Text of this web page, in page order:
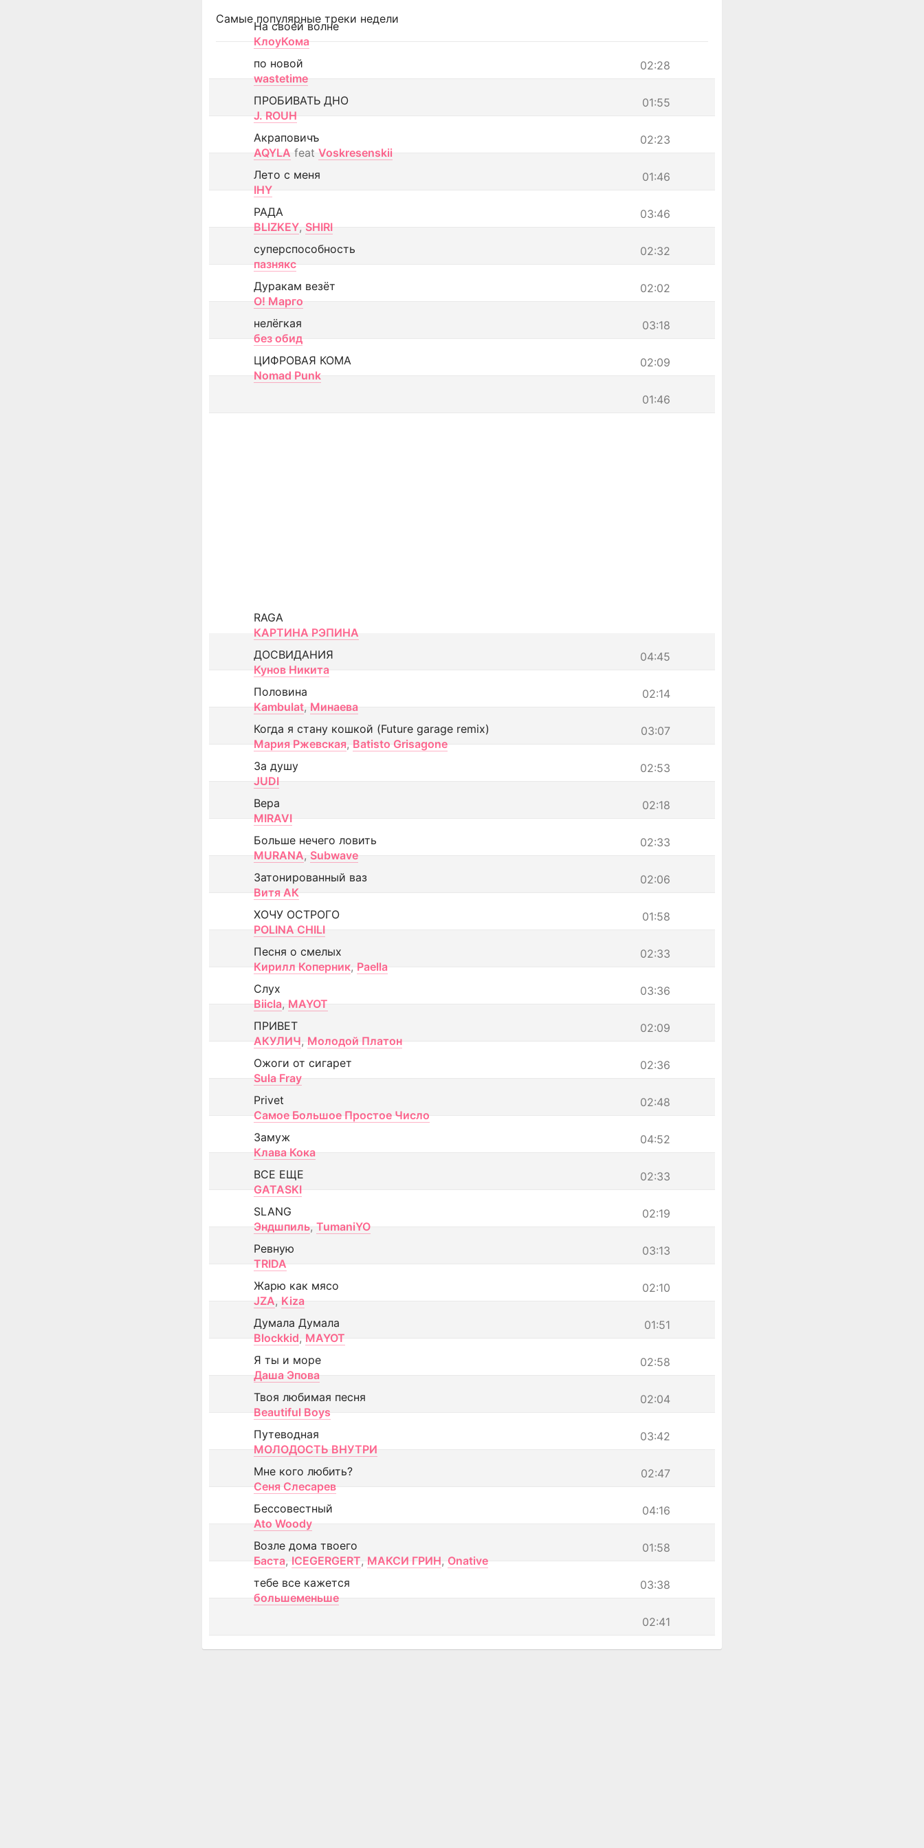
Самые популярные треки недели
На своей волне
КлоуКома
02:28
по новой
wastetime
01:55
ПРОБИВАТЬ ДНО
J. ROUH
02:23
Акраповичъ
AQYLA feat Voskresenskii
01:46
Лето с меня
IHY
03:46
РАДА
BLIZKEY, SHIRI
02:32
суперспособность
пазнякс
02:02
Дуракам везёт
О! Марго
03:18
нелёгкая
без обид
02:09
ЦИФРОВАЯ КОМА
Nomad Punk
01:46
RAGA
КАРТИНА РЭПИНА
04:45
ДОСВИДАНИЯ
Кунов Никита
02:14
Половина
Kambulat, Минаева
03:07
Когда я стану кошкой (Future garage remix)
Мария Ржевская, Batisto Grisagone
02:53
За душу
JUDI
02:18
Вера
MIRAVI
02:33
Больше нечего ловить
MURANA, Subwave
02:06
Затонированный ваз
Витя АК
01:58
ХОЧУ ОСТРОГО
POLINA CHILI
02:33
Песня о смелых
Кирилл Коперник, Paella
03:36
Слух
Biicla, MAYOT
02:09
ПРИВЕТ
АКУЛИЧ, Молодой Платон
02:36
Ожоги от сигарет
Sula Fray
02:48
Privet
Самое Большое Простое Число
04:52
Замуж
Клава Кока
02:33
ВСЕ ЕЩЕ
GATASKI
02:19
SLANG
Эндшпиль, TumaniYO
03:13
Ревную
TRIDA
02:10
Жарю как мясо
JZA, Kiza
01:51
Думала Думала
Blockkid, MAYOT
02:58
Я ты и море
Даша Эпова
02:04
Твоя любимая песня
Beautiful Boys
03:42
Путеводная
МОЛОДОСТЬ ВНУТРИ
02:47
Мне кого любить?
Сеня Слесарев
04:16
Бессовестный
Ato Woody
01:58
Возле дома твоего
Баста, ICEGERGERT, МАКСИ ГРИН, Onative
03:38
тебе все кажется
большеменьше
02:41